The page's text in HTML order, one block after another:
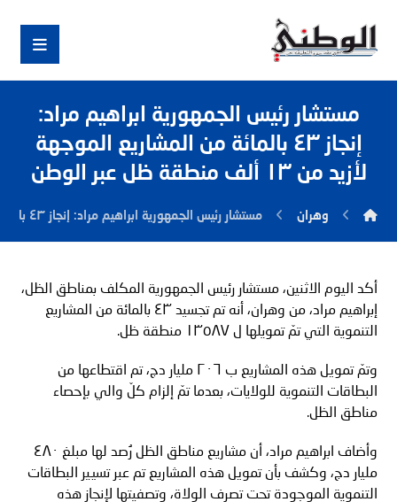
مستشار رئيس الجمهورية ابراهيم مراد:
إنجاز ٤٣ بالمائة من المشاريع الموجهة
لأزيد من ١٣ ألف منطقة ظل عبر الوطن
وهران مستشار رئيس الجمهورية ابراهيم مراد: إنجاز ٤٣ بالمائة من المشاريع الموجهة لأزيد من ١٣ ألف منطقة ظل عبر الوطن
أكد اليوم الاثنين، مستشار رئيس الجمهورية المكلف بمناطق الظل،
إبراهيم مراد، من وهران، أنه تم تجسيد ٤٣ بالمائة من المشاريع
التنموية التي تمّ تمويلها ل ١٣٥٨٧ منطقة ظل.
وتمّ تمويل هذه المشاريع ب ٢٠٦ مليار دج، تم اقتطاعها من
البطاقات التنموية للولايات، بعدما تمّ إلزام كلّ والي بإحصاء
مناطق الظل.
وأضاف ابراهيم مراد، أن مشاريع مناطق الظل رُصد لها مبلغ ٤٨٠
مليار دج، وكشف بأن تمويل هذه المشاريع تم عبر تسيير البطاقات
التنموية الموجودة تحت تصرف الولاة، وتصفيتها لإنجاز هذه